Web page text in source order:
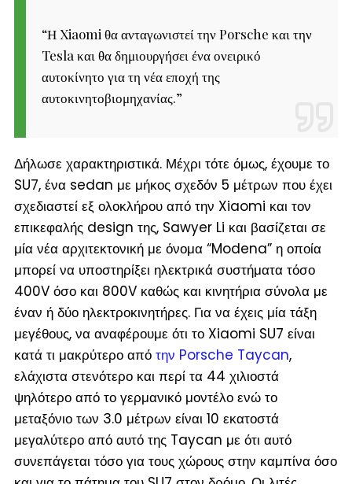
“Η Xiaomi θα ανταγωνιστεί την Porsche και την
Tesla και θα δημιουργήσει ένα ονειρικό
αυτοκίνητο για τη νέα εποχή της
αυτοκινητοβιομηχανίας.”
Δήλωσε χαρακτηριστικά. Μέχρι τότε όμως, έχουμε το
SU7, ένα sedan με μήκος σχεδόν 5 μέτρων που έχει
σχεδιαστεί εξ ολοκλήρου από την Xiaomi και τον
επικεφαλής design της, Sawyer Li και βασίζεται σε
μία νέα αρχιτεκτονική με όνομα “Modena” η οποία
μπορεί να υποστηρίξει ηλεκτρικά συστήματα τόσο
400V όσο και 800V καθώς και κινητήρια σύνολα με
έναν ή δύο ηλεκτροκινητήρες. Για να έχεις μία τάξη
μεγέθους, να αναφέρουμε ότι το Xiaomi SU7 είναι
κατά τι μακρύτερο από την Porsche Taycan,
ελάχιστα στενότερο και περί τα 44 χιλιοστά
ψηλότερο από το γερμανικό μοντέλο ενώ το
μεταξόνιο των 3.0 μέτρων είναι 10 εκατοστά
μεγαλύτερο από αυτό της Taycan με ότι αυτό
συνεπάγεται τόσο για τους χώρους στην καμπίνα όσο